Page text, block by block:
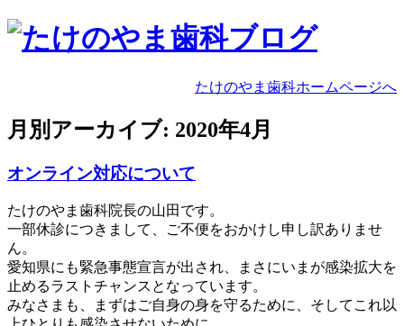
たけのやま歯科ホームページへ
月別アーカイブ: 2020年4月
オンライン対応について
たけのやま歯科院長の山田です。
一部休診につきまして、ご不便をおかけし申し訳ありませ
ん。
愛知県にも緊急事態宣言が出され、まさにいまが感染拡大を
止めるラストチャンスとなっています。
みなさまも、まずはご自身の身を守るために、そしてこれ以